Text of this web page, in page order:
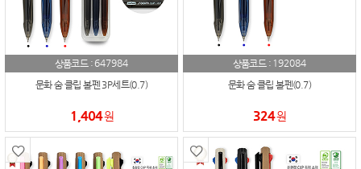
상품코드 : 647984
문화 숨 클립 볼펜 3P세트(0.7)
1,404원
상품코드 : 192084
문화 숨 클립 볼펜(0.7)
324원